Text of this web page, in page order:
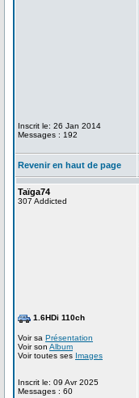
Inscrit le: 26 Jan 2014
Messages : 192
Revenir en haut de page
Taïga74
307 Addicted
1.6HDi 110ch
Voir sa Présentation
Voir son Album
Voir toutes ses Images
Inscrit le: 09 Avr 2025
Messages : 60